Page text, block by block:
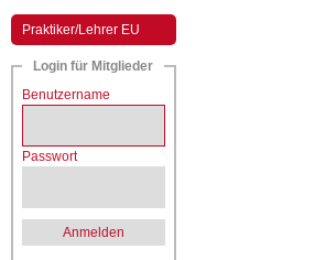
Praktiker/Lehrer EU
Login für Mitglieder
Benutzername
Passwort
Anmelden